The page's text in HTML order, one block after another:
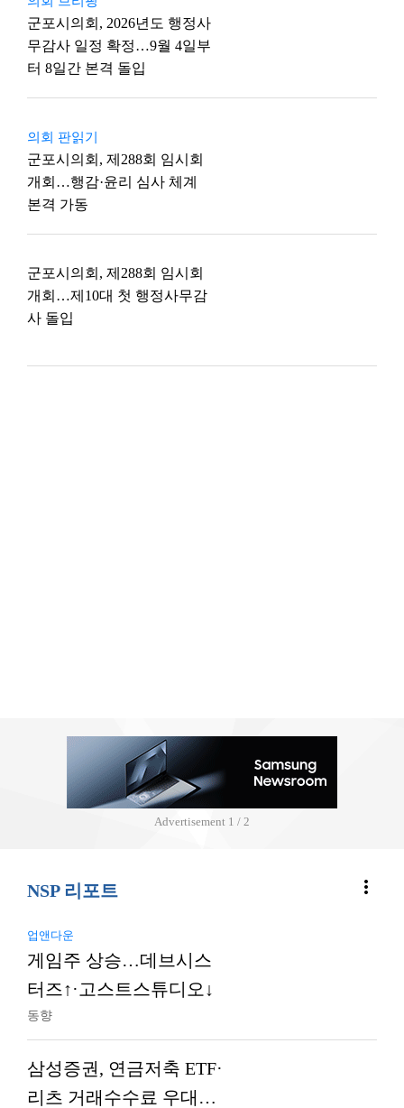
군포시의회, 2026년도 행정사
무감사 일정 확정…9월 4일부
터 8일간 본격 돌입
의회 판읽기
군포시의회, 제288회 임시회
개회…행감·윤리 심사 체계
본격 가동
군포시의회, 제288회 임시회
개회…제10대 첫 행정사무감
사 돌입
Advertisement 2 / 2
NSP 리포트 more_vert
업앤다운
게임주 상승…데브시스
터즈↑·고스트스튜디오↓
동향
삼성증권, 연금저축 ETF·
리츠 거래수수료 우대…